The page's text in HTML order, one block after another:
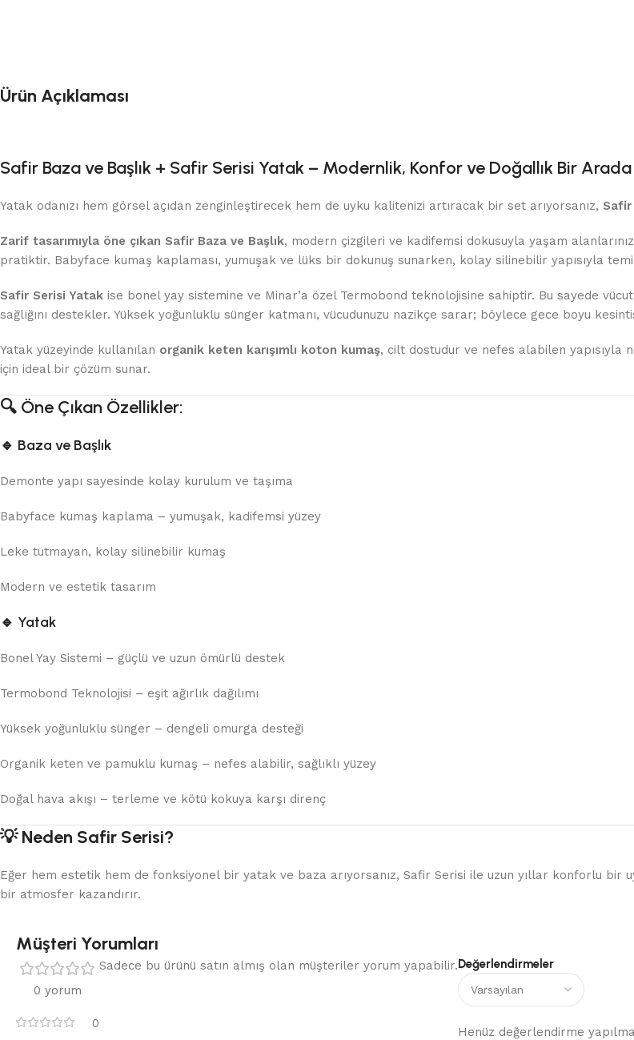
Ürün Açıklaması
Safir Baza ve Başlık + Safir Serisi Yatak – Modernlik, Konfor ve Doğallık Bir Arada
Yatak odanızı hem görsel açıdan zenginleştirecek hem de uyku kalitenizi artıracak bir set arıyorsanız, Safir
Zarif tasarımıyla öne çıkan Safir Baza ve Başlık, modern çizgileri ve kadifemsi dokusuyla yaşam
pratiktir. Babyface kumaş kaplaması, yumuşak ve lüks bir dokunuş sunarken, kolay silinebilir yapısıyla
Safir Serisi Yatak ise bonel yay sistemine ve Minar’a özel Termobond teknolojisine sahiptir. Bu sayede
sağlığını destekler. Yüksek yoğunluklu sünger katmanı, vücudunuzu nazikçe sarar; böylece gece boyu
Yatak yüzeyinde kullanılan organik keten karışımlı koton kumaş, cilt dostudur ve nefes alabilen yapısıyla
için ideal bir çözüm sunar.
🔍 Öne Çıkan Özellikler:
🔹 Baza ve Başlık
Demonte yapı sayesinde kolay kurulum ve taşıma
Babyface kumaş kaplama – yumuşak, kadifemsi yüzey
Leke tutmayan, kolay silinebilir kumaş
Modern ve estetik tasarım
🔹 Yatak
Bonel Yay Sistemi – güçlü ve uzun ömürlü destek
Termobond Teknolojisi – eşit ağırlık dağılımı
Yüksek yoğunluklu sünger – dengeli omurga desteği
Organik keten ve pamuklu kumaş – nefes alabilir, sağlıklı yüzey
Doğal hava akışı – terleme ve kötü kokuya karşı direnç
💡 Neden Safir Serisi?
Eğer hem estetik hem de fonksiyonel bir yatak ve baza arıyorsanız, Safir Serisi ile uzun yıllar konforlu bir
bir atmosfer kazandırır.
Müşteri Yorumları
0 yorum
0
Değerlendirmeler
Henüz değerlendirme
Sadece bu ürünü satın almış olan müşteriler yorum yapabilir.